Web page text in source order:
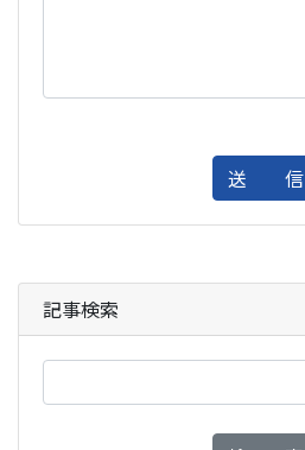
送 信
記事検索